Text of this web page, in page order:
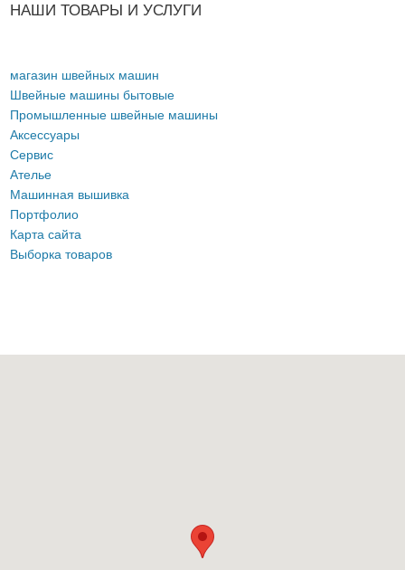
НАШИ ТОВАРЫ И УСЛУГИ
магазин швейных машин
Швейные машины бытовые
Промышленные швейные машины
Аксессуары
Сервис
Ателье
Машинная вышивка
Портфолио
Карта сайта
Выборка товаров